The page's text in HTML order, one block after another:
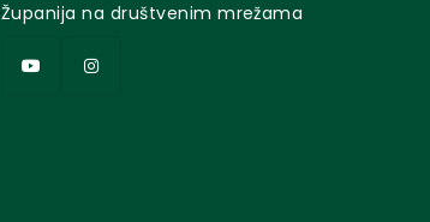
Županija na društvenim mrežama